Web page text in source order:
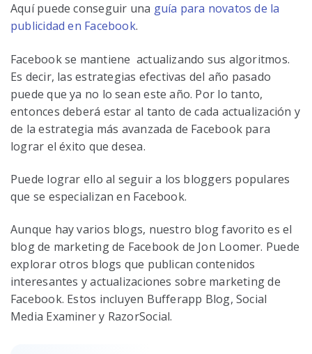
Aquí puede conseguir una guía para novatos de la
publicidad en Facebook.
Facebook se mantiene actualizando sus algoritmos.
Es decir, las estrategias efectivas del año pasado
puede que ya no lo sean este año. Por lo tanto,
entonces deberá estar al tanto de cada actualización y
de la estrategia más avanzada de Facebook para
lograr el éxito que desea.
Puede lograr ello al seguir a los bloggers populares
que se especializan en Facebook.
Aunque hay varios blogs, nuestro blog favorito es el
blog de marketing de Facebook de Jon Loomer. Puede
explorar otros blogs que publican contenidos
interesantes y actualizaciones sobre marketing de
Facebook. Estos incluyen Bufferapp Blog, Social
Media Examiner y RazorSocial.